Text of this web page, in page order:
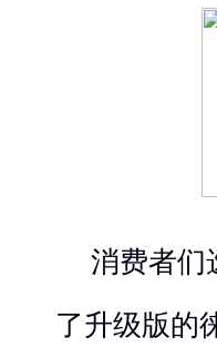
消费者们
了升级版的